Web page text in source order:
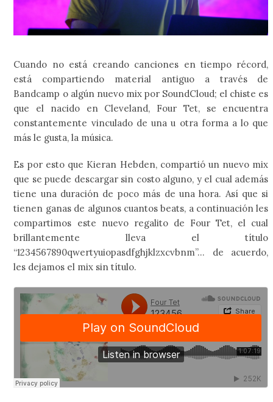
Cuando no está creando canciones en tiempo récord,
está compartiendo material antiguo a través de
Bandcamp o algún nuevo mix por SoundCloud; el chiste es
que el nacido en Cleveland, Four Tet, se encuentra
constantemente vinculado de una u otra forma a lo que
más le gusta, la música.
Es por esto que Kieran Hebden, compartió un nuevo mix
que se puede descargar sin costo alguno, y el cual además
tiene una duración de poco más de una hora. Así que si
tienen ganas de algunos cuantos beats, a continuación les
compartimos este nuevo regalito de Four Tet, el cual
brillantemente lleva el título
“1234567890qwertyuiopasdfghjklzxcvbnm”… de acuerdo,
les dejamos el mix sin título.